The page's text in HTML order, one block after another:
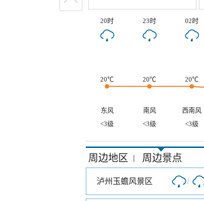
20时 23时 02时
20℃ 20℃ 20℃
东风 南风 西南风
<3级
<3级 <3级
周边地区 | 周边景点
泸州玉蟾风景区 /